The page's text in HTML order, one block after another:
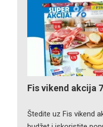
Fis vikend akcija
Štedite uz Fis vikend